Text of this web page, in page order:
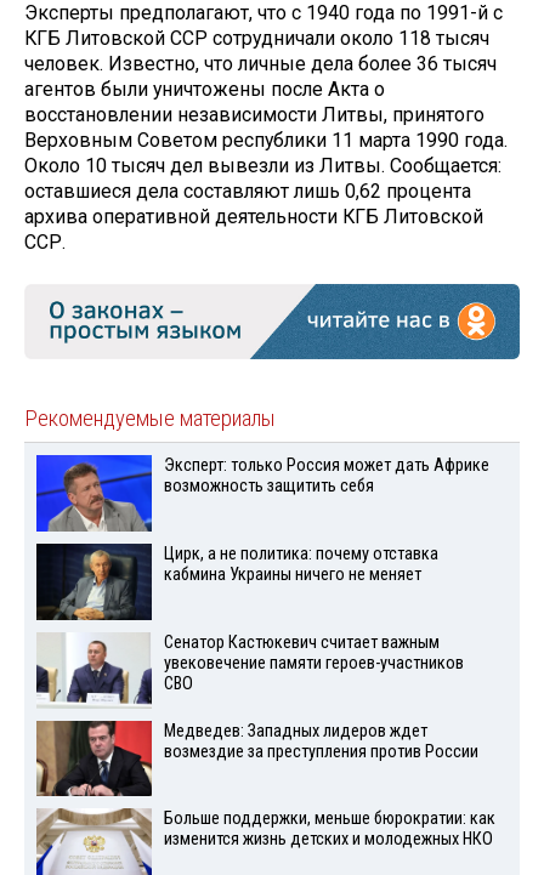
Эксперты предполагают, что с 1940 года по 1991-й с
КГБ Литовской ССР сотрудничали около 118 тысяч
человек. Известно, что личные дела более 36 тысяч
агентов были уничтожены после Акта о
восстановлении независимости Литвы, принятого
Верховным Советом республики 11 марта 1990 года.
Около 10 тысяч дел вывезли из Литвы. Сообщается:
оставшиеся дела составляют лишь 0,62 процента
архива оперативной деятельности КГБ Литовской
ССР.
Рекомендуемые материалы
Эксперт: только Россия может дать Африке
возможность защитить себя
Цирк, а не политика: почему отставка
кабмина Украины ничего не меняет
Сенатор Кастюкевич считает важным
увековечение памяти героев-участников
СВО
Медведев: Западных лидеров ждет
возмездие за преступления против России
Больше поддержки, меньше бюрократии: как
изменится жизнь детских и молодежных НКО